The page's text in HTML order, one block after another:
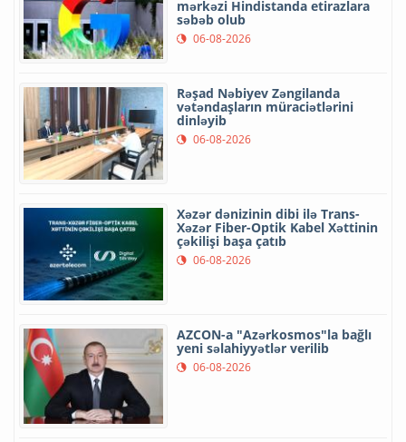
mərkəzi Hindistanda etirazlara
səbəb olub
06-08-2026
Rəşad Nəbiyev Zəngilanda
vətəndaşların müraciətlərini
dinləyib
06-08-2026
Xəzər dənizinin dibi ilə Trans-
Xəzər Fiber-Optik Kabel Xəttinin
çəkilişi başa çatıb
06-08-2026
AZCON-a "Azərkosmos"la bağlı
yeni səlahiyyətlər verilib
06-08-2026